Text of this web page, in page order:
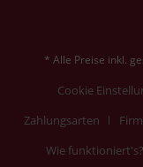
* Alle Preise inkl.
Cookie
Zahlungsarten
Wie funktioniert's?